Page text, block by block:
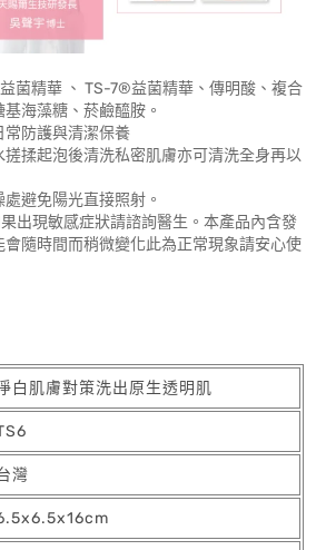
菌精華 、 TS-7®益菌精華、傳明酸、複合
海藻糖、菸鹼醯胺。
防護與清潔保養
揉起泡後清洗私密肌膚亦可清洗全身再以
避免陽光直接照射。
出現敏感症狀請諮詢醫生。本產品內含發
隨時間而稍微變化此為正常現象請安心使
白肌膚對策洗出原生透明肌
灣